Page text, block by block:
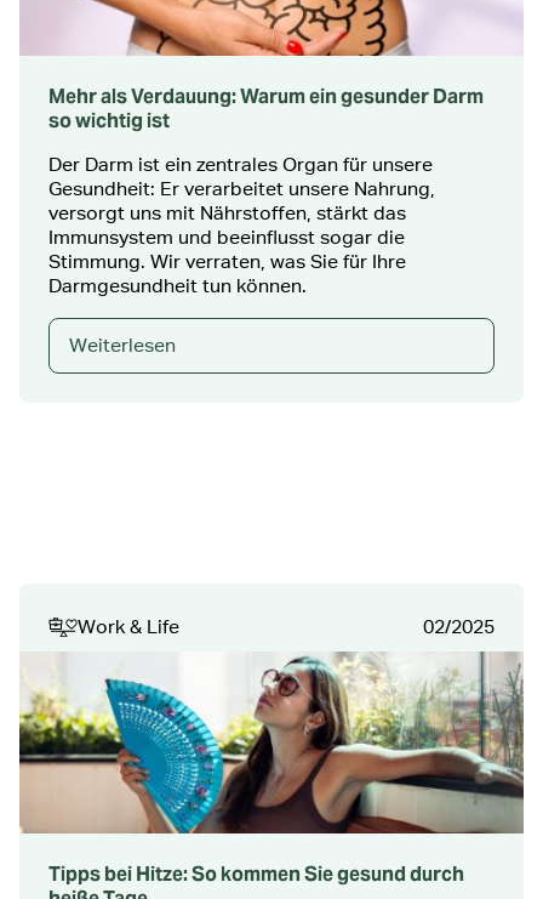
Mehr als Verdauung: Warum ein gesunder Darm
so wichtig ist
Der Darm ist ein zentrales Organ für unsere
Gesundheit: Er verarbeitet unsere Nahrung,
versorgt uns mit Nährstoffen, stärkt das
Immunsystem und beeinflusst sogar die
Stimmung. Wir verraten, was Sie für Ihre
Darmgesundheit tun können.
Weiterlesen
Work & Life 02/2025
Tipps bei Hitze: So kommen Sie gesund durch